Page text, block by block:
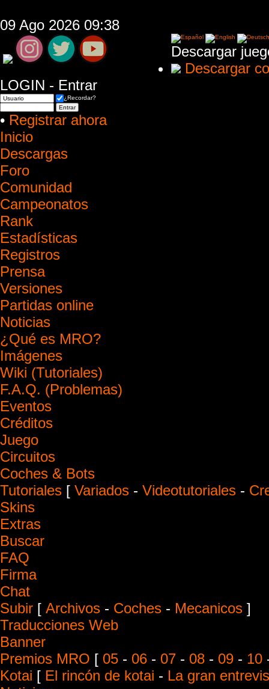
09 Ago 2026 09:38
Descargar
Descargar
LOGIN - Entrar
¿Recordar?
• Registrar ahora
Inicio
Descargas
Foro
Comunidad
Campeonatos
Rank
Estadísticas
Registros
Prensa
Versiones
Partidas online
Noticias
¿Qué es MRO?
Imágenes
Wiki (Tutoriales)
F.A.Q. (Problemas)
Eventos
Créditos
Juego
Circuitos
Coches & Bots
Tutoriales [ Variados - Videotutoriales -
Skins
Extras
Buscar
FAQ
Firma
Chat
Subir [ Archivos - Coches - Mecanicos ]
Traducciones Web
Banner
Premios MRO [ 05 - 06 - 07 - 08 - 09 - 10
Kotai [ El rincón de kotai - La gran